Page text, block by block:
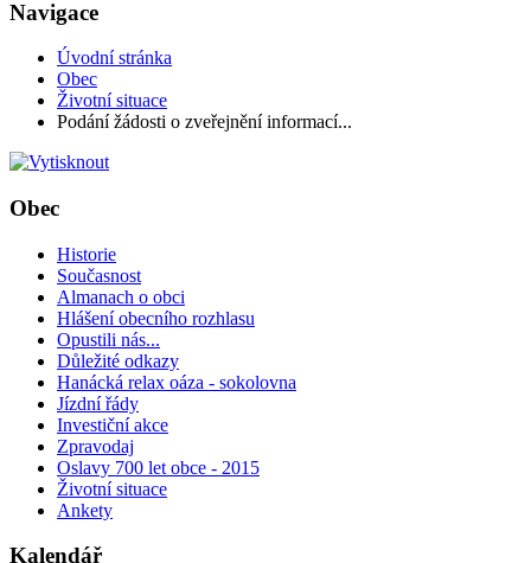
Navigace
Úvodní stránka
Obec
Životní situace
Podání žádosti o zveřejnění informací...
Obec
Historie
Současnost
Almanach o obci
Hlášení obecního rozhlasu
Opustili nás...
Důležité odkazy
Hanácká relax oáza - sokolovna
Jízdní řády
Investiční akce
Zpravodaj
Oslavy 700 let obce - 2015
Životní situace
Ankety
Kalendář